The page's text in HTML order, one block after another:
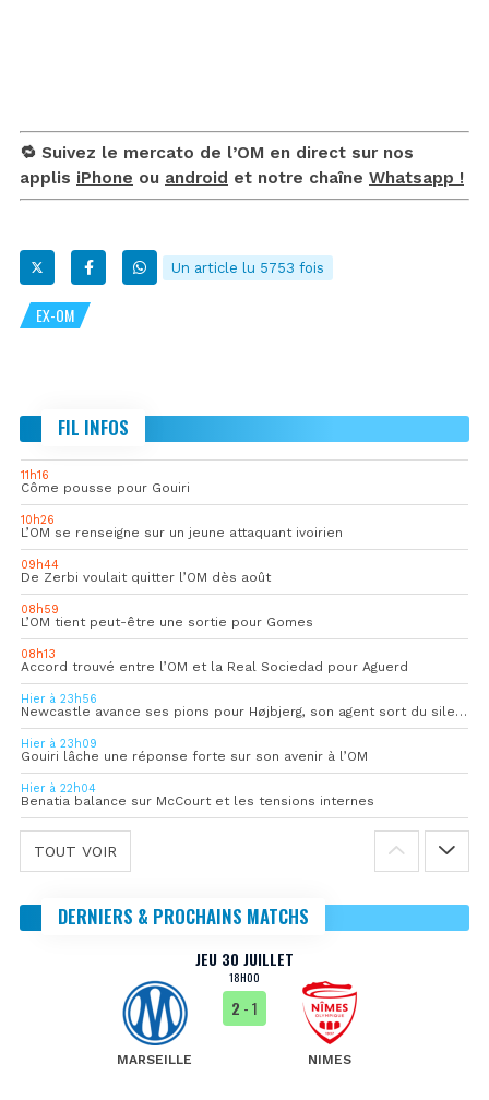
🔁 Suivez le mercato de l’OM en direct sur nos
applis iPhone ou android et notre chaîne Whatsapp !
Un article lu 5753 fois
EX-OM
FIL INFOS
11h16
Côme pousse pour Gouiri
10h26
L’OM se renseigne sur un jeune attaquant ivoirien
09h44
De Zerbi voulait quitter l’OM dès août
08h59
L’OM tient peut-être une sortie pour Gomes
08h13
Accord trouvé entre l’OM et la Real Sociedad pour Aguerd
Hier à 23h56
Newcastle avance ses pions pour Højbjerg, son agent sort du silence
Hier à 23h09
Gouiri lâche une réponse forte sur son avenir à l’OM
Hier à 22h04
Benatia balance sur McCourt et les tensions internes
TOUT VOIR
DERNIERS & PROCHAINS MATCHS
JEU 30 JUILLET
18H00
MARSEILLE
2 - 1
NIMES